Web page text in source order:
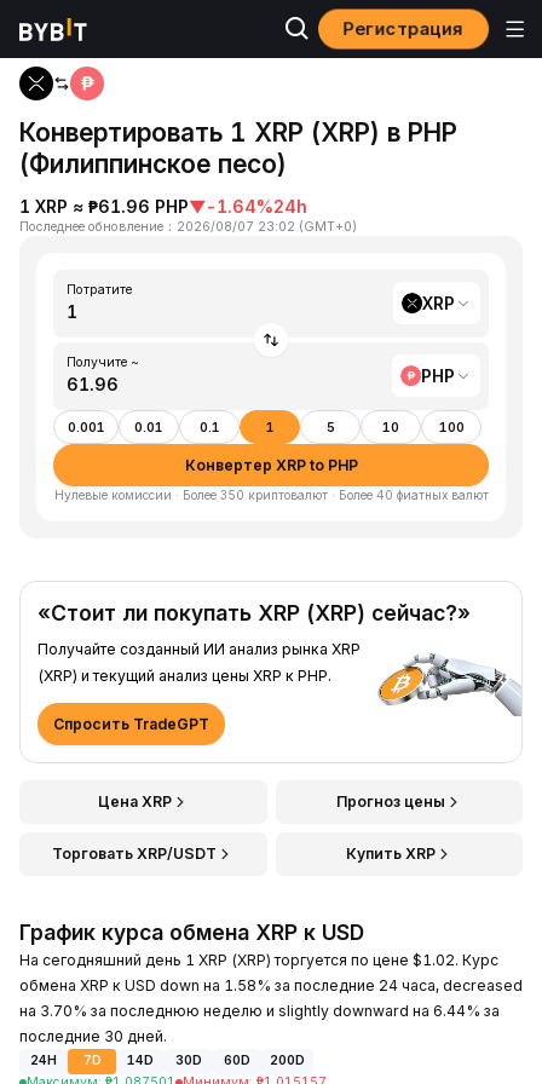
Регистрация
Главная
Конвертировать 1 XRP (XRP) в PHP
(Филиппинское песо)
1 XRP ≈ ₱61.96 PHP▼-1.64%24h
Последнее обновление ： 2026/08/07 23:02 (GMT+0)
Потратите
XRP
Получите ~
PHP
0.001 0.01 0.1 1 5 10 100
Конвертер XRP to PHP
Нулевые комиссии · Более 350 криптовалют · Более 40 фиатных валют
«Стоит ли покупать XRP (XRP) сейчас?»
Получайте созданный ИИ анализ рынка XRP
(XRP) и текущий анализ цены XRP к PHP.
Спросить TradeGPT
Цена XRP Прогноз цены
Торговать XRP/USDT Купить XRP
График курса обмена XRP к USD
На сегодняшний день 1 XRP (XRP) торгуется по цене $1.02. Курс
обмена XRP к USD down на 1.58% за последние 24 часа, decreased
на 3.70% за последнюю неделю и slightly downward на 6.44% за
последние 30 дней.
24H 7D 14D 30D 60D
200D